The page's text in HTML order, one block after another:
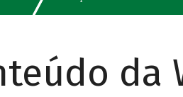
da